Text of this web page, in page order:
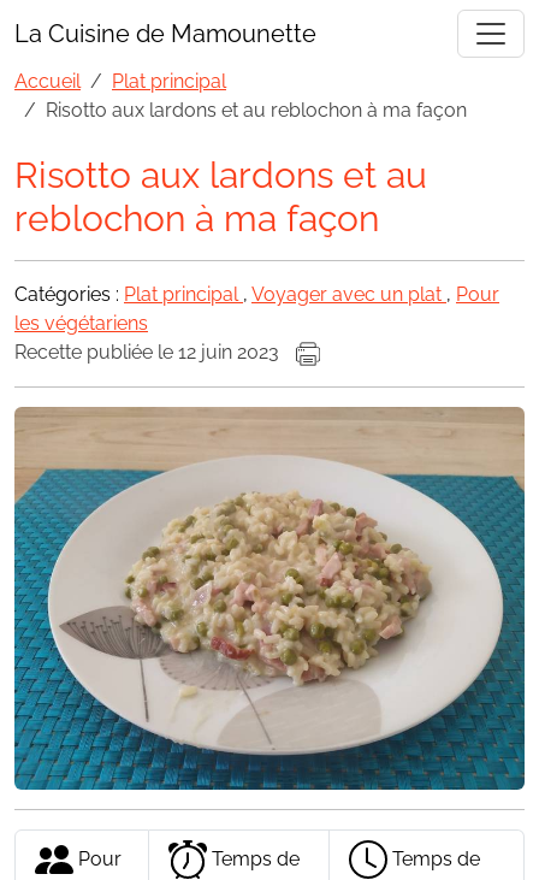
La Cuisine de Mamounette
Accueil
Plat principal
Risotto aux lardons et au reblochon à ma façon
Risotto aux lardons et au
reblochon à ma façon
Catégories : Plat principal , Voyager avec un plat , Pour
les végétariens
Recette publiée le 12 juin 2023
Pour
Temps de
Temps de